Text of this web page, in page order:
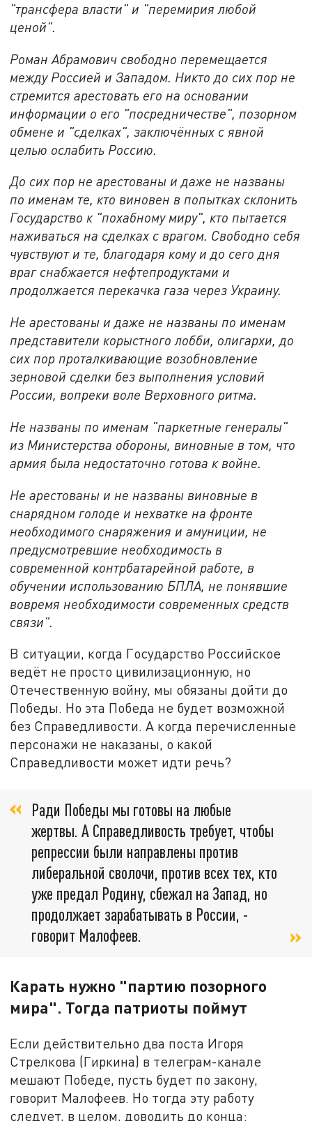
"трансфера власти" и "перемирия любой
ценой".
Роман Абрамович свободно перемещается
между Россией и Западом. Никто до сих пор не
стремится арестовать его на основании
информации о его "посредничестве", позорном
обмене и "сделках", заключённых с явной
целью ослабить Россию.
До сих пор не арестованы и даже не названы
по именам те, кто виновен в попытках склонить
Государство к "похабному миру", кто пытается
наживаться на сделках с врагом. Свободно себя
чувствуют и те, благодаря кому и до сего дня
враг снабжается нефтепродуктами и
продолжается перекачка газа через Украину.
Не арестованы и даже не названы по именам
представители корыстного лобби, олигархи, до
сих пор проталкивающие возобновление
зерновой сделки без выполнения условий
России, вопреки воле Верховного ритма.
Не названы по именам "паркетные генералы"
из Министерства обороны, виновные в том, что
армия была недостаточно готова к войне.
Не арестованы и не названы виновные в
снарядном голоде и нехватке на фронте
необходимого снаряжения и амуниции, не
предусмотревшие необходимость в
современной контрбатарейной работе, в
обучении использованию БПЛА, не понявшие
вовремя необходимости современных средств
связи".
В ситуации, когда Государство Российское
ведёт не просто цивилизационную, но
Отечественную войну, мы обязаны дойти до
Победы. Но эта Победа не будет возможной
без Справедливости. А когда перечисленные
персонажи не наказаны, о какой
Справедливости может идти речь?
Ради Победы мы готовы на любые
жертвы. А Справедливость требует, чтобы
репрессии были направлены против
либеральной сволочи, против всех тех, кто
уже предал Родину, сбежал на Запад, но
продолжает зарабатывать в России, -
говорит Малофеев.
Карать нужно "партию позорного
мира". Тогда патриоты поймут
Если действительно два поста Игоря
Стрелкова (Гиркина) в телеграм-канале
мешают Победе, пусть будет по закону,
говорит Малофеев. Но тогда эту работу
следует, в целом, доводить до конца: